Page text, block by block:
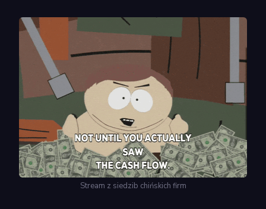
Stream z siedzib chińskich firm